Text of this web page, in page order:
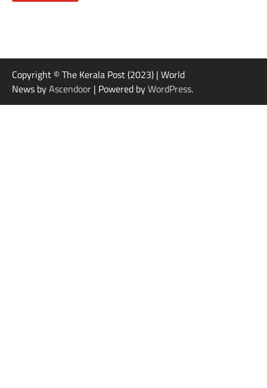
Copyright © The Kerala Post (2023) | World
News byAscendoor | Powered byWordPress.